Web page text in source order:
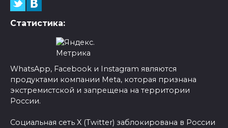
Статистика:
WhatsApp, Facebook и Instagram являются
продуктами компании Meta, которая признана
экстремистской и запрещена на территории
России.
Социальная сеть X (Twitter) заблокирована в России